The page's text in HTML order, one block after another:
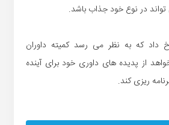
تواند در نوع خود جذاب باشد.
داد که به نظر می رسد کمیته داوران
از پدیده های داوری خود برای آینده
ریزی کند.